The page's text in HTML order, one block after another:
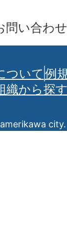
問い合わせ
ついて 例
織から探